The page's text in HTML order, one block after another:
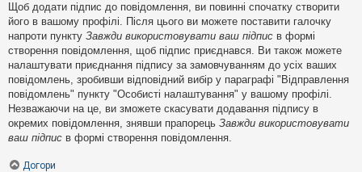
Щоб додати підпис до повідомлення, ви повинні спочатку створити
його в вашому профілі. Після цього ви можете поставити галочку
напроти пункту Завжди використовувати ваш підпис в формі
створення повідомлення, щоб підпис приєднався. Ви також можете
налаштувати приєднання підпису за замовчуванням до усіх ваших
повідомлень, зробивши відповідний вибір у параграфі "Відправлення
повідомлень" пункту "Особисті налаштування" у вашому профілі.
Незважаючи на це, ви зможете скасувати додавання підпису в
окремих повідомлення, знявши прапорець Завжди використовувати
ваш підпис в формі створення повідомлення.
Догори